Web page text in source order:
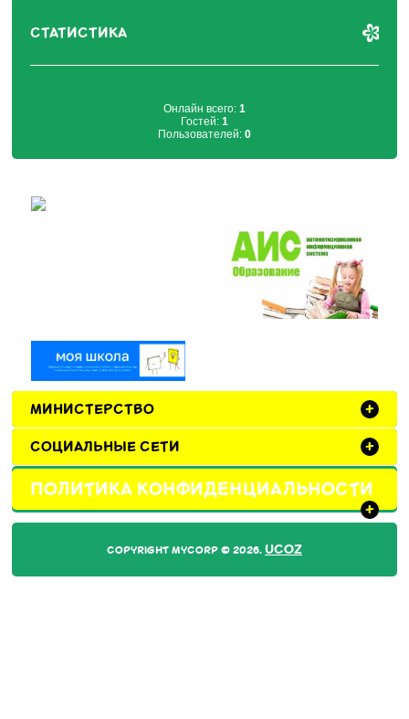
СТАТИСТИКА
Онлайн всего: 1
Гостей: 1
Пользователей: 0
МИНИСТЕРСТВО +
СОЦИАЛЬНЫЕ СЕТИ +
ПОЛИТИКА КОНФИДЕНЦИАЛЬНОСТИ
+
COPYRIGHT MYCORP © 2026. UCOZ